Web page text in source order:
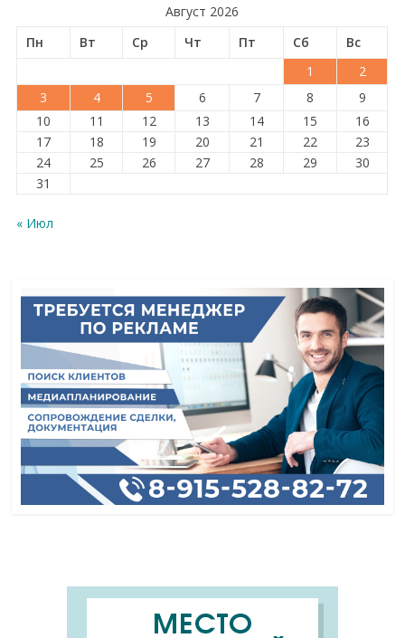
Август 2026
Пн
Вт Ср Чт Пт Сб
Вс
1
2
3
4 5 6 7 8
9
10
11 12 13 14 15
16
17
18 19 20 21 22
23
24
25 26 27 28 29
30
31
« Июл